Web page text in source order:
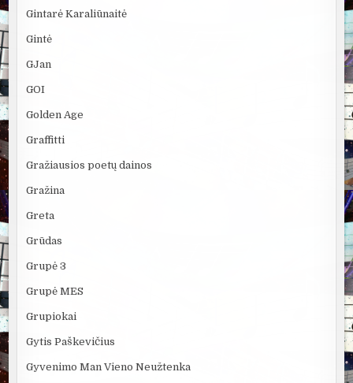
Gintarė Karaliūnaitė
Gintė
GJan
GOI
Golden Age
Graffitti
Gražiausios poetų dainos
Gražina
Greta
Grūdas
Grupė 3
Grupė MES
Grupiokai
Gytis Paškevičius
Gyvenimo Man Vieno Neužtenka